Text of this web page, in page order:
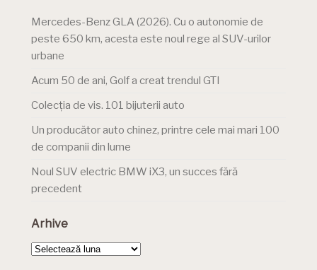
Mercedes-Benz GLA (2026). Cu o autonomie de
peste 650 km, acesta este noul rege al SUV-urilor
urbane
Acum 50 de ani, Golf a creat trendul GTI
Colecția de vis. 101 bijuterii auto
Un producător auto chinez, printre cele mai mari 100
de companii din lume
Noul SUV electric BMW iX3, un succes fără
precedent
Arhive
Arhive